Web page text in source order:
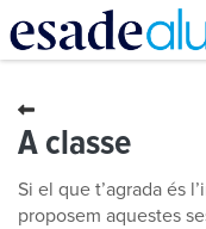
contingut
A classe
Si el que t’agrada és
proposem aquestes